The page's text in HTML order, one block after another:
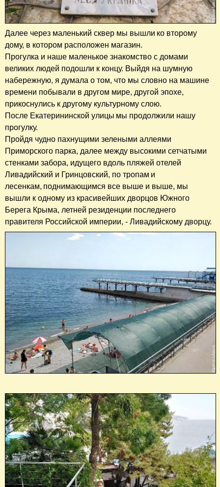
Далее через маленький сквер мы вышли ко второму
дому, в котором расположен магазин.
Прогулка и наше маленькое знакомство с домами
великих людей подошли к концу. Выйдя на шумную
набережную, я думала о том, что мы словно на машине
времени побывали в другом мире, другой эпохе,
прикоснулись к другому культурному слою.
После Екатерининской улицы мы продолжили нашу
прогулку.
Пройдя чудно пахнущими зелеными аллеями
Приморского парка, далее между высокими сетчатыми
стенками забора, идущего вдоль пляжей отелей
Ливадийский и Гринцовский, по тропам и
лесенкам, поднимающимся все выше и выше, мы
вышли к одному из красивейших дворцов Южного
Берега Крыма, летней резиденции последнего
правителя Российской империи, - Ливадийскому дворцу.